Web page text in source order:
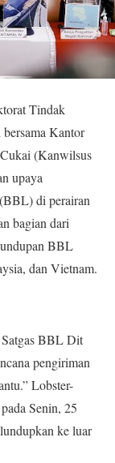
Tindak
Kantor
(Kanwilsus
upaya
di perairan
bagian dari
BBL
dan Vietnam.
BBL Dit
pengiriman
Lobster-
Senin, 25
ke luar